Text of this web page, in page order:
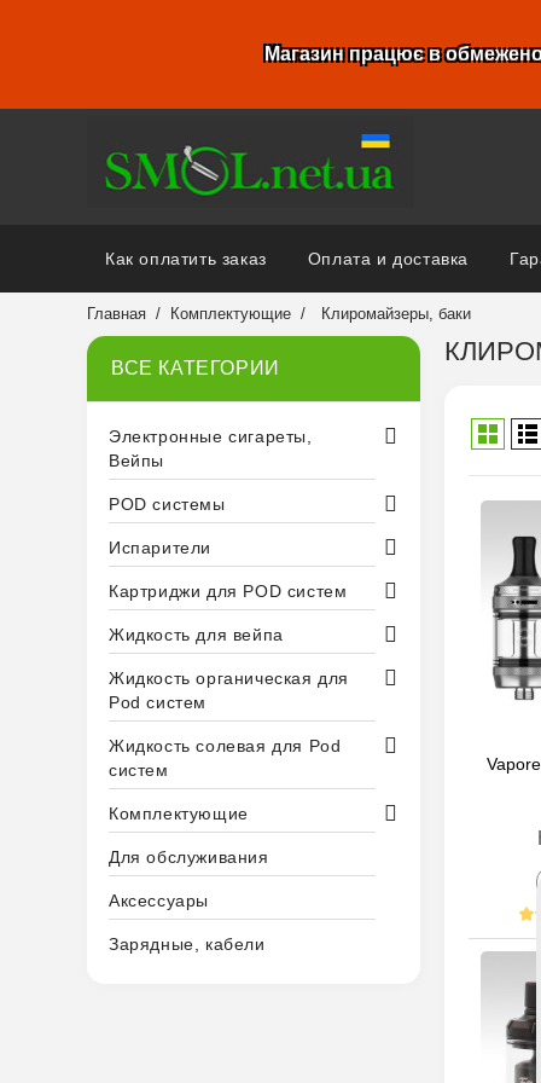
Магазин працює в
Как оплатить заказ Оплата и доставка
Главная Комплектующие Клиромайзеры, баки
ВСЕ КАТЕГОРИИ
Электронные сигареты,
Вейпы
POD системы
Испарители
Картриджи для POD систем
Жидкость для вейпа
Жидкость органическая для
Pod систем
Жидкость солевая для Pod
систем
Комплектующие
Для обслуживания
Аксессуары
Зарядные, кабели